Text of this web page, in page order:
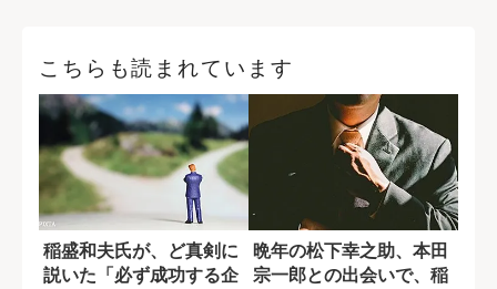
こちらも読まれています
稲盛和夫氏が、ど真剣に
説いた「必ず成功する企
晩年の松下幸之助、本田
宗一郎との出会いで、稲